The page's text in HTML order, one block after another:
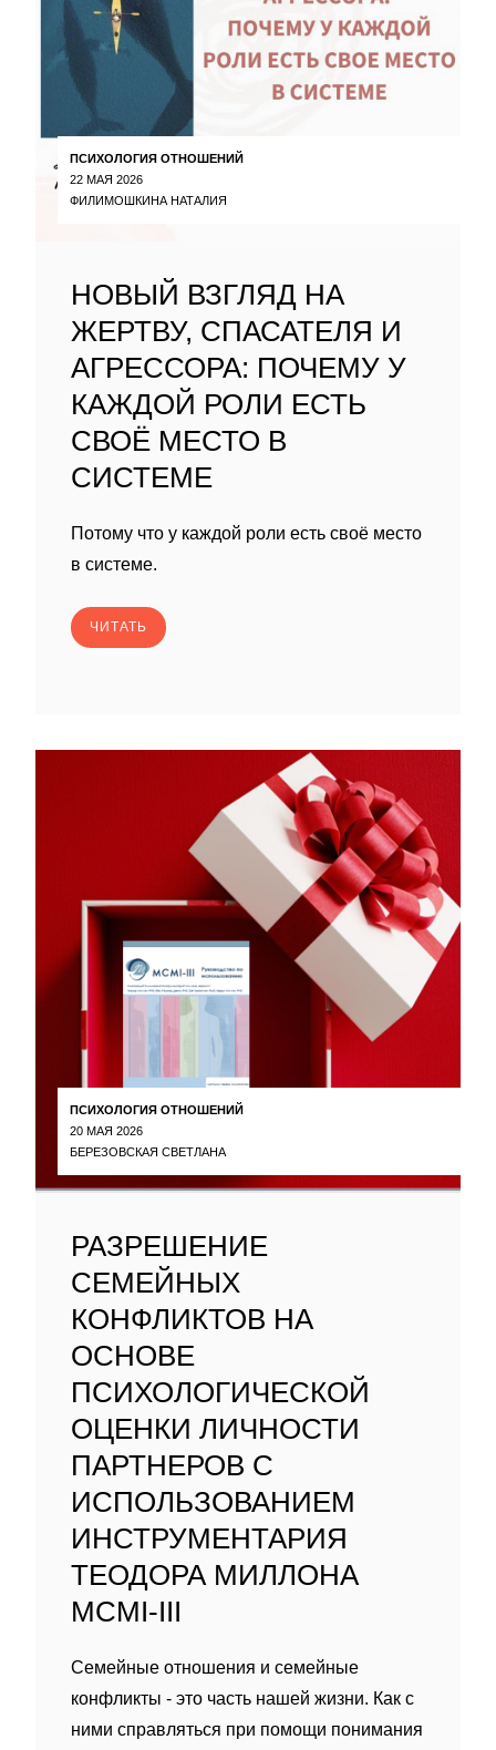
ПСИХОЛОГИЯ ОТНОШЕНИЙ
22 МАЯ 2026
ФИЛИМОШКИНА НАТАЛИЯ
НОВЫЙ ВЗГЛЯД НА
ЖЕРТВУ, СПАСАТЕЛЯ И
АГРЕССОРА: ПОЧЕМУ У
КАЖДОЙ РОЛИ ЕСТЬ
СВОЁ МЕСТО В
СИСТЕМЕ
Потому что у каждой роли есть своё место
в системе.
ЧИТАТЬ
ПСИХОЛОГИЯ ОТНОШЕНИЙ
20 МАЯ 2026
БЕРЕЗОВСКАЯ СВЕТЛАНА
РАЗРЕШЕНИЕ
СЕМЕЙНЫХ
КОНФЛИКТОВ НА
ОСНОВЕ
ПСИХОЛОГИЧЕСКОЙ
ОЦЕНКИ ЛИЧНОСТИ
ПАРТНЕРОВ С
ИСПОЛЬЗОВАНИЕМ
ИНСТРУМЕНТАРИЯ
ТЕОДОРА МИЛЛОНА
MCMI-III
Семейные отношения и семейные
конфликты - это часть нашей жизни. Как с
ними справляться при помощи понимания